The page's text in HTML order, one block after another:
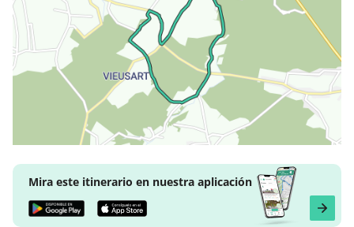
Mira este itinerario en nuestra aplicación